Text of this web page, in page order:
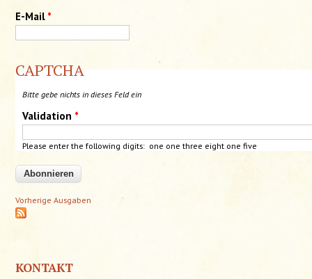
E-Mail *
CAPTCHA
Bitte gebe nichts in dieses Feld ein
Validation *
Please enter the following digits: one one three eight one five
Vorherige Ausgaben
KONTAKT